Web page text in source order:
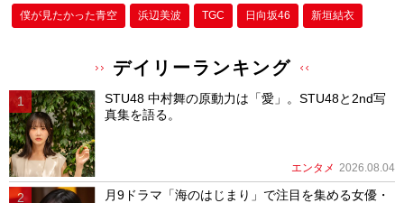
僕が⾒たかった⻘空 浜辺美波 TGC 日向坂46 新垣結衣
デイリーランキング
STU48 中村舞の原動力は「愛」。STU48と2nd写
真集を語る。
エンタメ 2026.08.04
月9ドラマ「海のはじまり」で注目を集める女優・